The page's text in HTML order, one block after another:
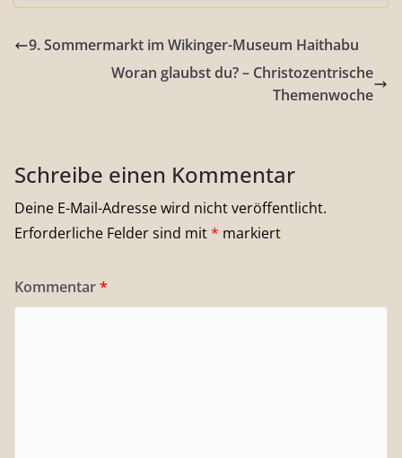
9. Sommermarkt im Wikinger-Museum Haithabu
Woran glaubst du? – Christozentrische
Themenwoche
Schreibe einen Kommentar
Deine E-Mail-Adresse wird nicht veröffentlicht.
Erforderliche Felder sind mit* markiert
Kommentar*